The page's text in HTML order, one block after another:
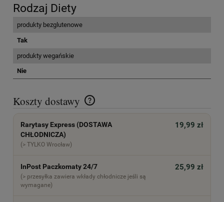
Rodzaj Diety
produkty bezglutenowe
Tak
produkty wegańskie
Nie
Koszty dostawy
Cena nie zawiera ewentualnych kosztów płatności
Rarytasy Express (DOSTAWA
CHŁODNICZA)
(> TYLKO Wrocław)
19,99 zł
InPost Paczkomaty 24/7
(> przesyłka zawiera wkłady chłodnicze jeśli są
wymagane)
25,99 zł